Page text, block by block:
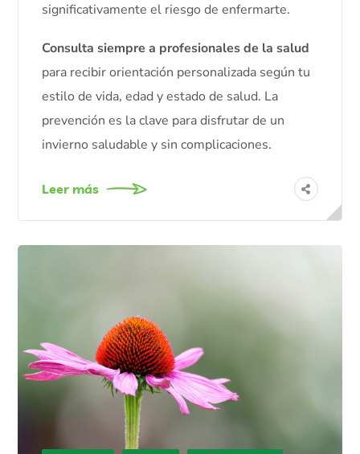
significativamente el riesgo de enfermarte.
Consulta siempre a profesionales de la salud
para recibir orientación personalizada según tu
estilo de vida, edad y estado de salud. La
prevención es la clave para disfrutar de un
invierno saludable y sin complicaciones.
Leer más